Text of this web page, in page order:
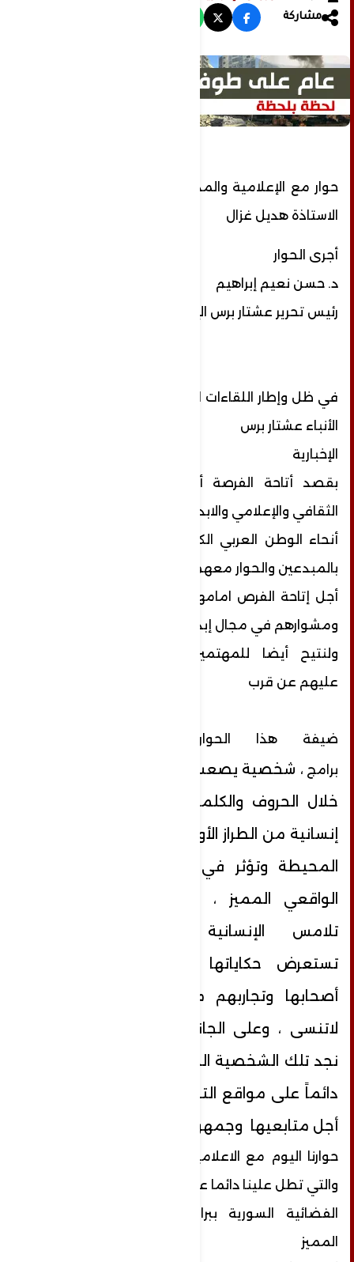
مشاركة
حوار مع الإعلامية والمذيعة السورية المتألقة
الاستاذة هديل غزال
أجرى الحوار
د. حسن نعيم إبراهيم
رئيس تحرير عشتار برس الإخبارية
في ظل وإطار اللقاءات التي نقوم بها في وكالة
الأنباء عشتار برس
الإخبارية
بقصد أتاحة الفرصة أمام المهتمين بالشان
الثقافي والإعلامي والابداعي عبر
أنحاء الوطن العربي الكبير، لذلك فان اللقاءات
بالمبدعين والحوار معهم من
أجل إتاحة الفرص امامهم للتعبير عن أنفسهم
ومشوارهم في مجال إبداعهم
ولنتيح أيضا للمهتمين والمتابعين التعرف
عليهم عن قرب
ضيفة هذا الحوار، مذيعة ومعدة
برامج ، شخصية يصعب بالفعل وصفها من
خلال الحروف والكلمات ، فهي إعلامية
إنسانية من الطراز الأول، تتأثر كثيرا بالأحداث
المحيطة وتؤثر في المشاهدين بأدائها
الواقعي المميز ، تفضل البرامج التي
تلامس الإنسانية دون استغلال لها،
تستعرض حكاياتها بكل احترام لكرامة
أصحابها وتجاربهم مثل برنامجها رسائل
لاتنسى ، وعلى الجانب الآخر من الكاميرا
نجد تلك الشخصية المرحة الطيبة الحاضرة
دائماً على مواقع التواصل الاجتماعي من
أجل متابعيها وجمهورها.
حوارنا اليوم مع الاعلامية المبدعة هديل غزال
والتي تطل علينا دائما عبر
الفضائية السورية ببرامجها الرائعة وصوتها
المميز